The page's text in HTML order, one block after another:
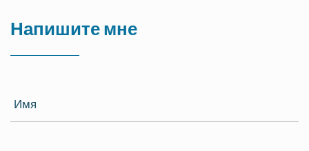
Напишите мне